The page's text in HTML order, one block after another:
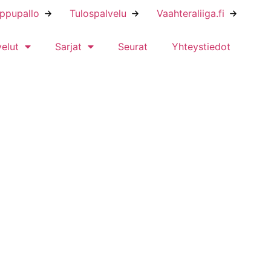
Tulospalvelu Vaahteraliiga.fi
Sarjat Seurat Yhteystiedot